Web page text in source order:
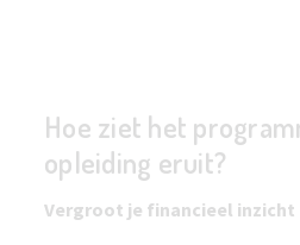
Hoe ziet het
opleiding eruit?
Vergroot je financieel inzicht